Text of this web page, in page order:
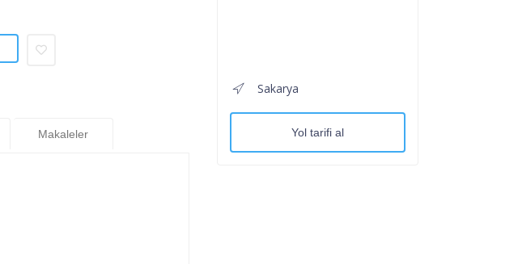
Makaleler
Sakarya
Yol tarifi al